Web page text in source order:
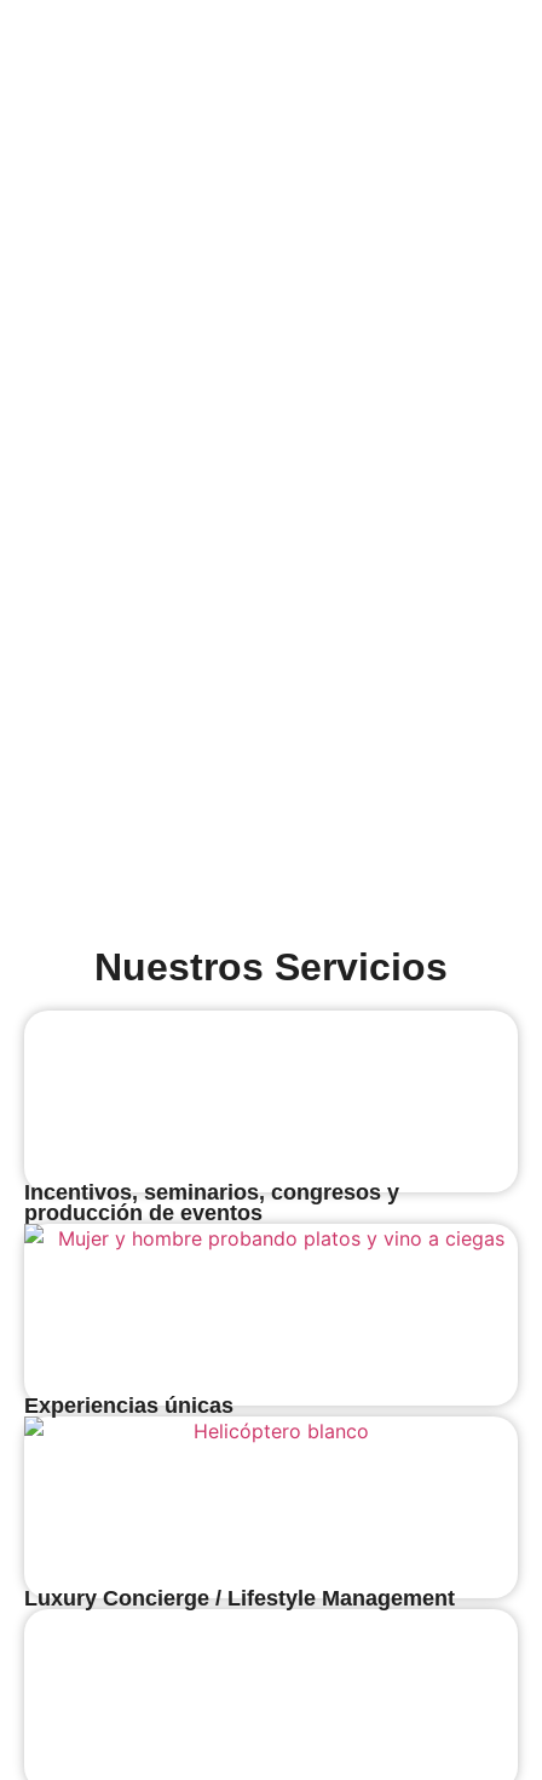
Nuestros Servicios
Incentivos, seminarios, congresos y
producción de eventos
Experiencias únicas
Luxury Concierge / Lifestyle Management